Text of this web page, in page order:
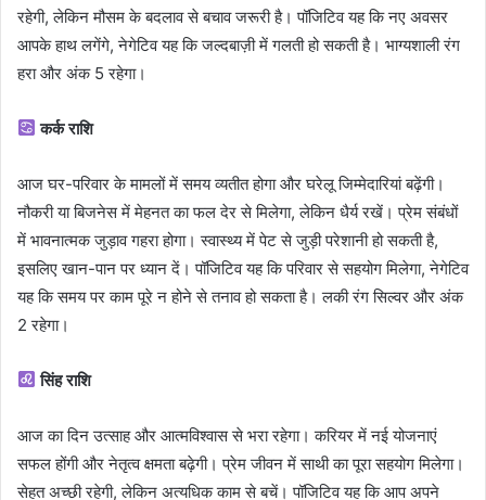
रहेगी, लेकिन मौसम के बदलाव से बचाव जरूरी है। पॉजिटिव यह कि नए अवसर
आपके हाथ लगेंगे, नेगेटिव यह कि जल्दबाज़ी में गलती हो सकती है। भाग्यशाली रंग
हरा और अंक 5 रहेगा।
कर्क राशि
आज घर-परिवार के मामलों में समय व्यतीत होगा और घरेलू जिम्मेदारियां बढ़ेंगी।
नौकरी या बिजनेस में मेहनत का फल देर से मिलेगा, लेकिन धैर्य रखें। प्रेम संबंधों
में भावनात्मक जुड़ाव गहरा होगा। स्वास्थ्य में पेट से जुड़ी परेशानी हो सकती है,
इसलिए खान-पान पर ध्यान दें। पॉजिटिव यह कि परिवार से सहयोग मिलेगा, नेगेटिव
यह कि समय पर काम पूरे न होने से तनाव हो सकता है। लकी रंग सिल्वर और अंक
2 रहेगा।
सिंह राशि
आज का दिन उत्साह और आत्मविश्वास से भरा रहेगा। करियर में नई योजनाएं
सफल होंगी और नेतृत्व क्षमता बढ़ेगी। प्रेम जीवन में साथी का पूरा सहयोग मिलेगा।
सेहत अच्छी रहेगी, लेकिन अत्यधिक काम से बचें। पॉजिटिव यह कि आप अपने